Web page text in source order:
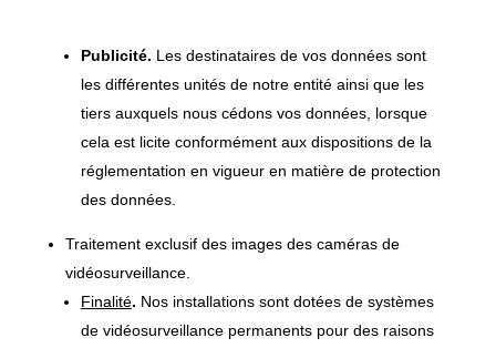
Publicité. Les destinataires de vos données sont
les différentes unités de notre entité ainsi que les
tiers auxquels nous cédons vos données, lorsque
cela est licite conformément aux dispositions de la
réglementation en vigueur en matière de protection
des données.
Traitement exclusif des images des caméras de
vidéosurveillance.
Finalité. Nos installations sont dotées de systèmes
de vidéosurveillance permanents pour des raisons